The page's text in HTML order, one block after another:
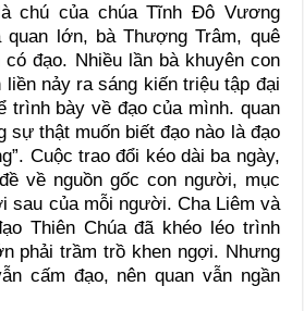
chú của chúa Tĩnh Đô Vương
quan lớn, bà Thượng Trâm, quê
đạo. Nhiều lần bà khuyên con
nảy ra sáng kiến triệu tập đại
trình bày về đạo của mình. quan
sự thật muốn biết đạo nào là đạo
Cuộc trao đổi kéo dài ba ngày,
về nguồn gốc con người, mục
sau của mỗi người. Cha Liêm và
Thiên Chúa đã khéo léo trình
phải trầm trồ khen ngợi. Nhưng
cấm đạo, nên quan vẫn ngần